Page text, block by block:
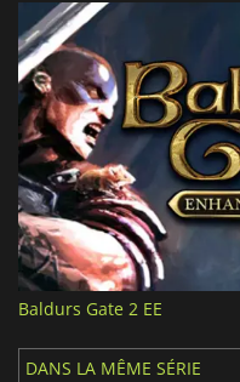
Baldurs Gate 2 EE
DANS LA MÊME SÉRIE